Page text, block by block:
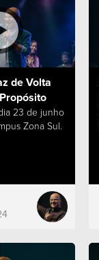
de Volta
23 de junho
Zona Sul.